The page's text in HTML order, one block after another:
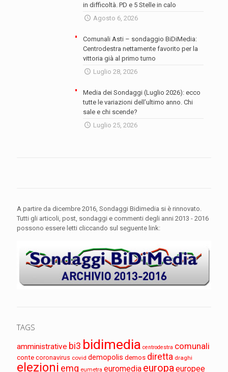
in difficoltà. PD e 5 Stelle in calo
Agosto 6, 2026
Comunali Asti – sondaggio BiDiMedia:
Centrodestra nettamente favorito per la
vittoria già al primo turno
Luglio 28, 2026
Media dei Sondaggi (Luglio 2026): ecco
tutte le variazioni dell’ultimo anno. Chi
sale e chi scende?
Luglio 25, 2026
A partire da dicembre 2016, Sondaggi Bidimedia si è rinnovato.
Tutti gli articoli, post, sondaggi e commenti degli anni 2013 - 2016
possono essere letti cliccando sul seguente link:
TAGS
amministrative bi3 bidimedia centrodestra comunali
conte coronavirus covid demopolis demos diretta draghi
elezioni emg eumetra euromedia europaeuropee